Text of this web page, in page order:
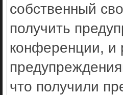
собственный
получить
конференции, и
что получили